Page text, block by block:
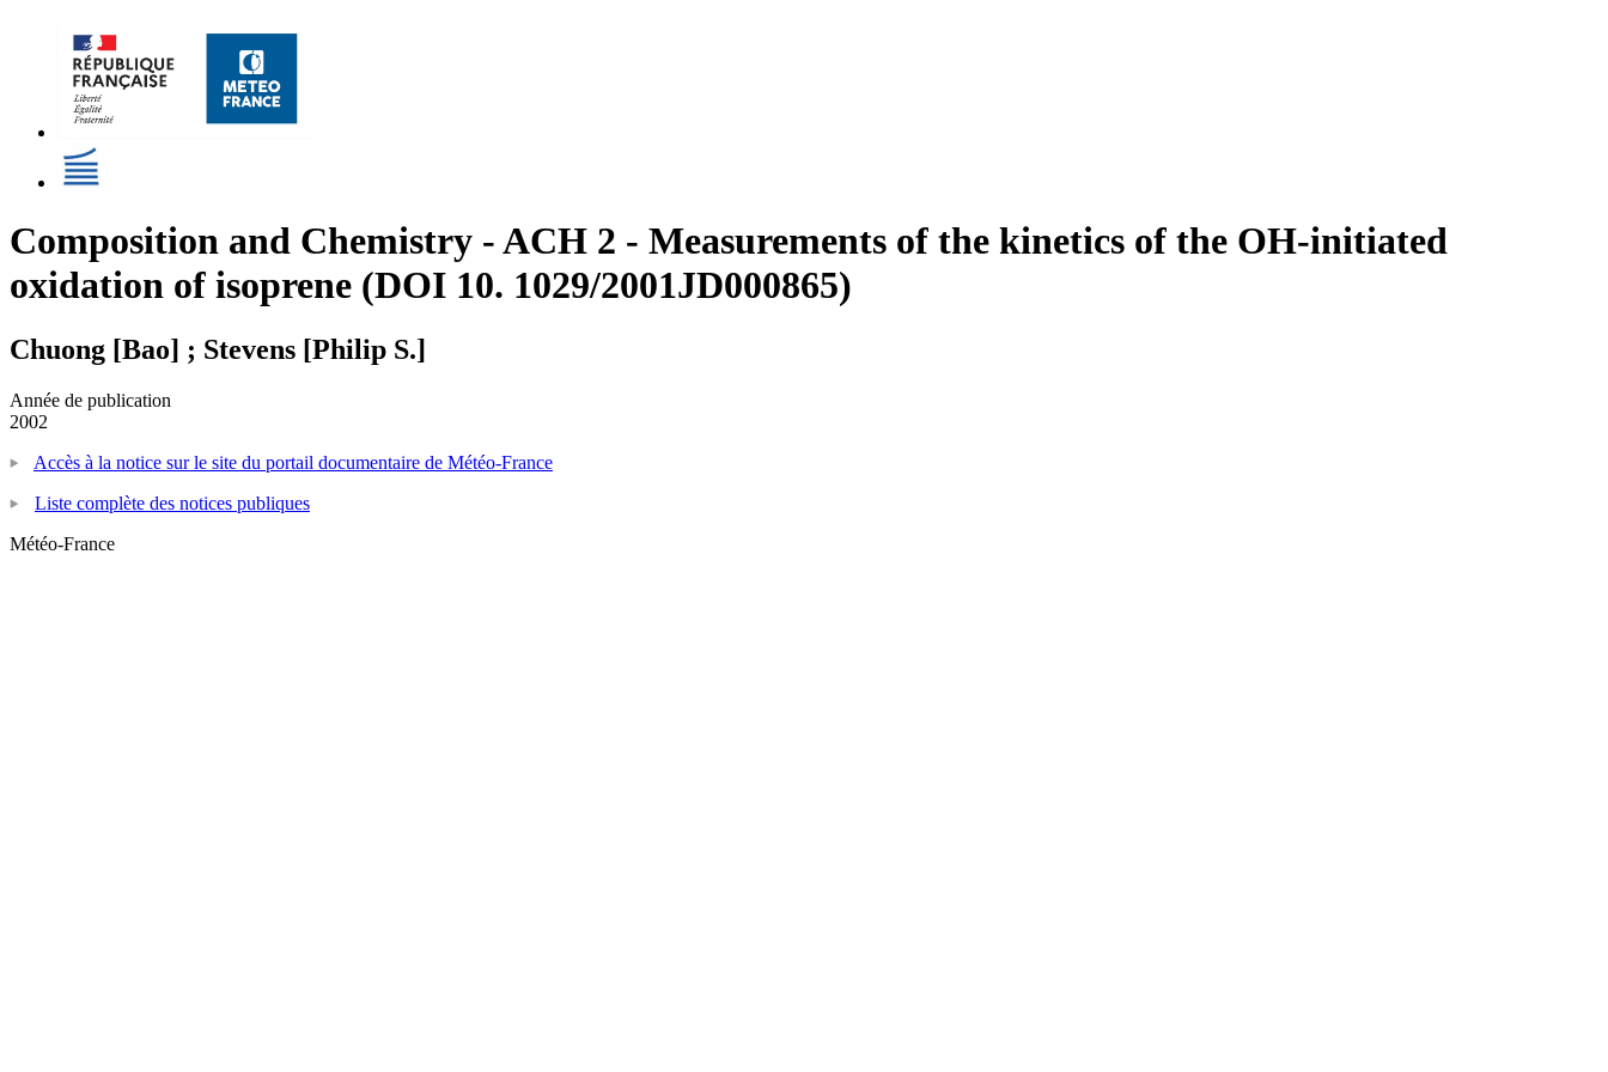
Composition and Chemistry - ACH 2 - Measurements of the kinetics of the OH-initiated
oxidation of isoprene (DOI 10. 1029/2001JD000865)
Chuong [Bao] ; Stevens [Philip S.]
Année de publication
2002
Accès à la notice sur le site du portail documentaire de Météo-France
Liste complète des notices publiques
Météo-France